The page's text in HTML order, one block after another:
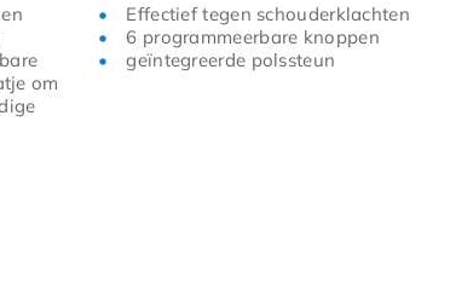
om
Effectief tegen schouderklachten
6 programmeerbare knoppen
geïntegreerde polssteun